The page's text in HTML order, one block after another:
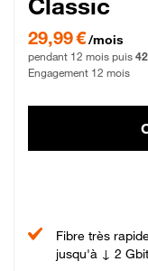
Classic
29,99 € par mois
29,99 €/mois
pendant 12 mois puis
Engagement 12 mois
Fibre très
jusqu'à ↓ 2